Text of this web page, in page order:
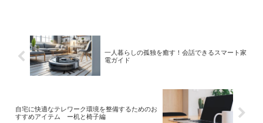
一人暮らしの孤独を癒す！会話できるスマート家
電ガイド
自宅に快適なテレワーク環境を整備するためのお
すすめアイテム ー机と椅子編